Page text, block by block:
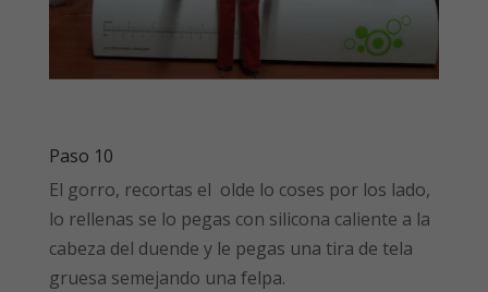
Paso 10
El gorro, recortas el olde lo coses por los lado,
lo rellenas se lo pegas con silicona caliente a la
cabeza del duende y le pegas una tira de tela
gruesa semejando una felpa.